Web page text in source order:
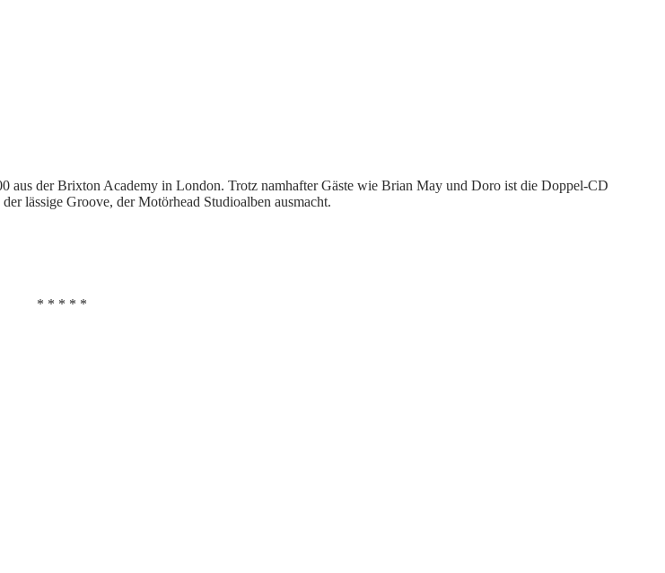
der Brixton Academy in London. Trotz namhafter Gäste wie Brian May und Doro ist die Doppel-CD
lässige Groove, der Motörhead Studioalben ausmacht.
* * * * *